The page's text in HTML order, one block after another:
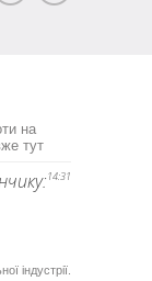
на
тут
14:31
індустрії.